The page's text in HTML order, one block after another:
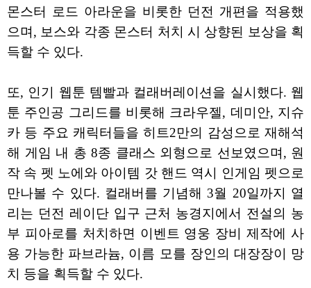
몬스터 로드 아라운을 비롯한 던전 개편을 적용했
으며, 보스와 각종 몬스터 처치 시 상향된 보상을 획
득할 수 있다.
또, 인기 웹툰 템빨과 컬래버레이션을 실시했다. 웹
툰 주인공 그리드를 비롯해 크라우젤, 데미안, 지슈
카 등 주요 캐릭터들을 히트2만의 감성으로 재해석
해 게임 내 총 8종 클래스 외형으로 선보였으며, 원
작 속 펫 노에와 아이템 갓 핸드 역시 인게임 펫으로
만나볼 수 있다. 컬래버를 기념해 3월 20일까지 열
리는 던전 레이단 입구 근처 농경지에서 전설의 농
부 피아로를 처치하면 이벤트 영웅 장비 제작에 사
용 가능한 파브라늄, 이름 모를 장인의 대장장이 망
치 등을 획득할 수 있다.